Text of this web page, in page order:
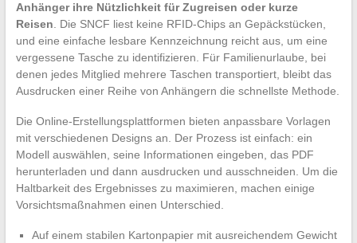
Anhänger ihre Nützlichkeit für Zugreisen oder kurze
Reisen . Die SNCF liest keine RFID-Chips an Gepäckstücken,
und eine einfache lesbare Kennzeichnung reicht aus, um eine
vergessene Tasche zu identifizieren. Für Familienurlaube, bei
denen jedes Mitglied mehrere Taschen transportiert, bleibt das
Ausdrucken einer Reihe von Anhängern die schnellste Methode.
Die Online-Erstellungsplattformen bieten anpassbare Vorlagen
mit verschiedenen Designs an. Der Prozess ist einfach: ein
Modell auswählen, seine Informationen eingeben, das PDF
herunterladen und dann ausdrucken und ausschneiden. Um die
Haltbarkeit des Ergebnisses zu maximieren, machen einige
Vorsichtsmaßnahmen einen Unterschied.
Auf einem stabilen Kartonpapier mit ausreichendem Gewicht